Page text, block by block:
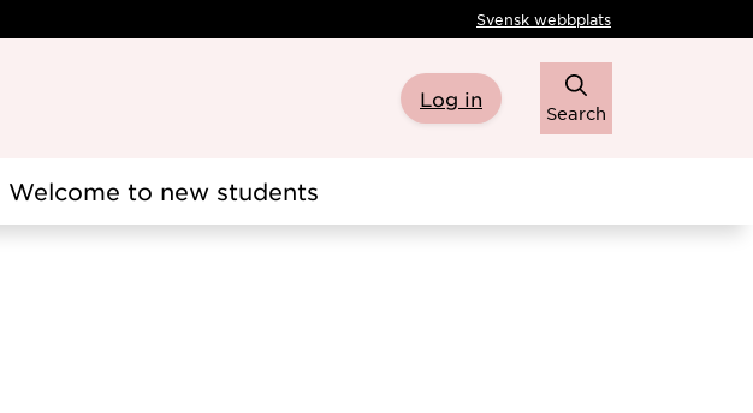
Svensk webbplats
Log in
Search
Welcome to new students